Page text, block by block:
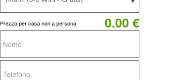
Prezzo per casa non a persona 0.00 €